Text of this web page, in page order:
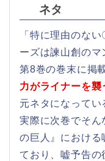
ネタ
「特に理由のな
ーズは諫山創のマ
第8巻の巻末に掲
力がライナーを襲
元ネタになって
実際に次巻でそん
の巨人』における
ており、嘘予告